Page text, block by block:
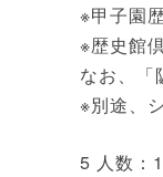
※甲子園
※歴史館
なお、「
※別途、
5 人数：